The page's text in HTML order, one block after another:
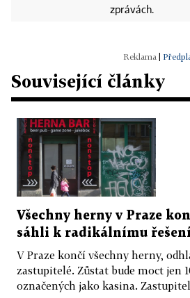
zprávách.
Související články
Všechny herny v Praze
sáhli k radikálnímu řešení
V Praze končí všechny herny,
zastupitelé. Zůstat bude moct jen
označených jako kasina.